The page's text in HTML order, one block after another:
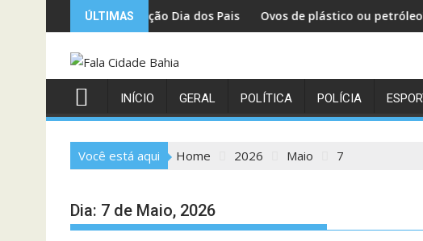
to
ÚLTIMAS
Dia dos Pais e reforça fiscalização no comércio
Ovos de plástico ou petróleo? Anvisa quebra o
INÍCIO GERAL POLÍTICA POLÍCIA
Você está aqui Home 2026 Maio 7
Dia: 7 de Maio, 2026